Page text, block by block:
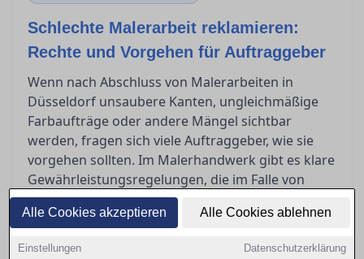
Alle Cookies akzeptieren Alle Cookies ablehnen
Einstellungen Datenschutzerklärung
Schlechte Malerarbeit reklamieren:
Rechte und Vorgehen für Auftraggeber
Wenn nach Abschluss von Malerarbeiten in
Düsseldorf unsaubere Kanten, ungleichmäßige
Farbaufträge oder andere Mängel sichtbar
werden, fragen sich viele Auftraggeber, wie sie
vorgehen sollten. Im Malerhandwerk gibt es klare
Gewährleistungsregelungen, die im Falle von
fehlerhafter Arbeit greifen. Dieser Artikel bietet
hilfreiche Orientierung für Betroffene, um ihre